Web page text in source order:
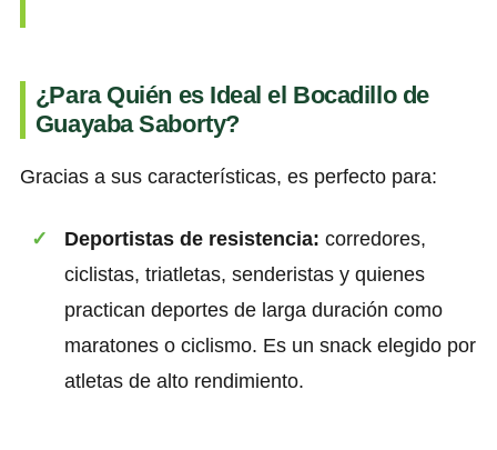
¿Para Quién es Ideal el Bocadillo de
Guayaba Saborty?
Gracias a sus características, es perfecto para:
Deportistas de resistencia: corredores,
ciclistas, triatletas, senderistas y quienes
practican deportes de larga duración como
maratones o ciclismo. Es un snack elegido por
atletas de alto rendimiento.